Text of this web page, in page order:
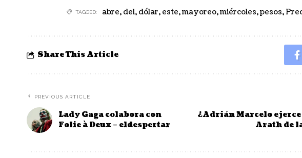
TAGGED: abre, del, dólar, este,mayoreo,miércoles,pesos,
Share This Article
PREVIOUS ARTICLE
Lady Gaga colabora con
Folie à Deux – eldespertar
¿Adrián Marcelo
Arath de